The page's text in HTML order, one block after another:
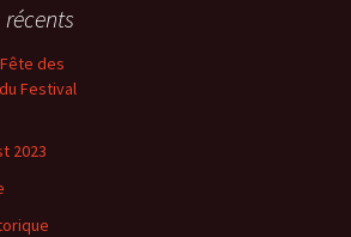
Fête des
Festival
2023